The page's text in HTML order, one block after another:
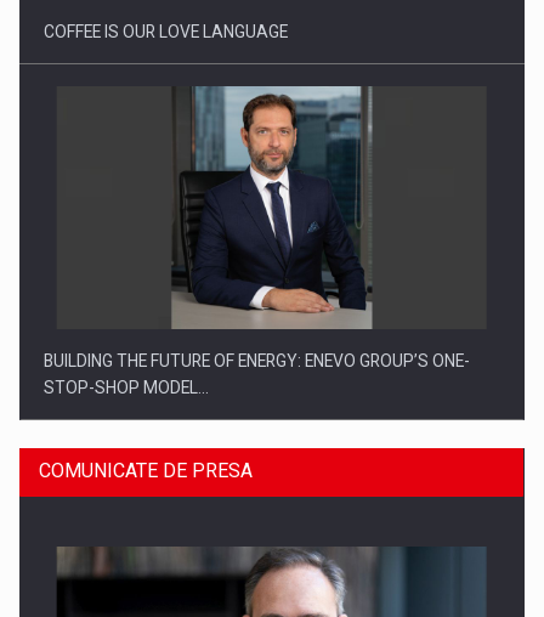
COFFEE IS OUR LOVE LANGUAGE
BUILDING THE FUTURE OF ENERGY: ENEVO GROUP’S ONE-
STOP-SHOP MODEL…
COMUNICATE DE PRESA